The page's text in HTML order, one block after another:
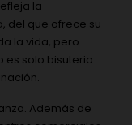
la
del que ofrece su
la vida, pero
es solo bisuteria
Además de